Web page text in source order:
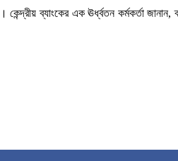
ব্যাংকের এক ঊর্ধ্বতন কর্মকর্তা জানান,